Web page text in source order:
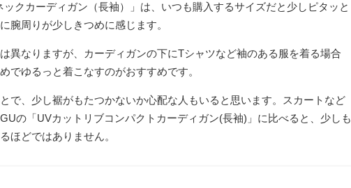
ックカーディガン（長袖）」は、いつも購入するサイズだと少しピタッと
腕周りが少しきつめに感じます。
異なりますが、カーディガンの下にTシャツなど袖のある服を着る場合
でゆるっと着こなすのがおすすめです。
で、少し裾がもたつかないか心配な人もいると思います。スカートなど
の「UVカットリブコンパクトカーディガン(長袖)」に比べると、少しも
ほどではありません。